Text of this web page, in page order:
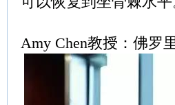
Amy Chen教授：佛罗